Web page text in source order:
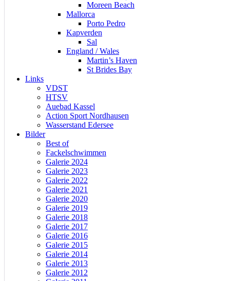
Moreen Beach
Mallorca
Porto Pedro
Kapverden
Sal
England / Wales
Martin’s Haven
St Brides Bay
Links
VDST
HTSV
Auebad Kassel
Action Sport Nordhausen
Wasserstand Edersee
Bilder
Best of
Fackelschwimmen
Galerie 2024
Galerie 2023
Galerie 2022
Galerie 2021
Galerie 2020
Galerie 2019
Galerie 2018
Galerie 2017
Galerie 2016
Galerie 2015
Galerie 2014
Galerie 2013
Galerie 2012